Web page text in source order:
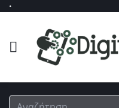
•
Αναζήτηση